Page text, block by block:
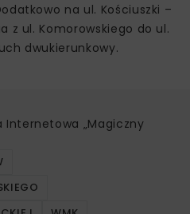
na ul. Kościuszki –
z ul. Komorowskiego do ul.
dwukierunkowy.
Internetowa „Magiczny